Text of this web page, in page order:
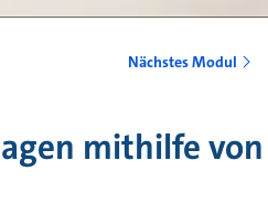
Nächstes Modul
mithilfe von